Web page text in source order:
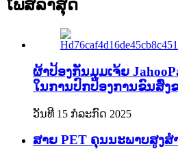
ໂພສລ່າສຸດ
ຜ້າປ້ອງກັນມຸມເຈ້ຍ
ໃນການປົກປ້ອງການຂົນສົ່ງ
ວັນທີ 15 ກໍລະກົດ 2025
ສາຍ PET ຄຸນນະພາບສູງ